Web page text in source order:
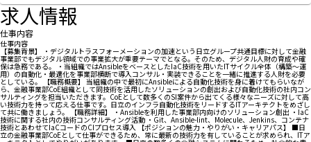
求人情報
仕事内容
仕事内容
【募集背景】 ・デジタルトラスフォーメーションの加速という日立グループ共通目標に対して金融
事業部でもデジタル領域での事業拡大が重要テーマでとなる。そのため、デジタル人財の育成や確
保は急務である。 ・当組織ではAnsibleをベースとしたIaC技術を用いたITサイクル全体（構築～運
用）の自動化・最適化を事業部横断で導入コンサル・実装できることを一緒に推進する人財を必要
としている。 【職務概要】 当組織の中で最初にAnsibleによる自動化技術を身に着けてもらいなが
ら、金融事業部CoE組織として同技術を活用したソリューションの創出および自動化技術の社内コン
サルティングを担当いただきます。CoEとして数多くのSI案件から出てくる様々なニーズに対して高
い技術力を持って応える仕事です。日立のインフラ自動化技術をリードするITアーキテクトをめざし
て共に働きましょう。 【職務詳細】 ・Ansibleを利用した事業部内向けのソリューション創出 ・IaC
技術に関する社内の技術コンサルティング活動 ・Git、Ansible-lint、Molecule、Jenkins、コンテナ
技術とあわせてIaCコードのCIプロセス導入 【ポジションの魅力・やりがい・キャリアパス】 ■日
立の金融事業部CoEとして仕事ができるため、常に最新の技術力を有していることが求められ、ITア